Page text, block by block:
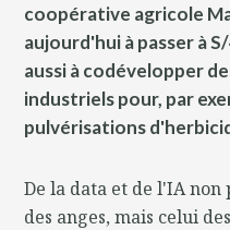
coopérative agricole
aujourd'hui à passer à
aussi à codévelopper
industriels pour, par
pulvérisations
De la data et de l'IA
des anges, mais celui